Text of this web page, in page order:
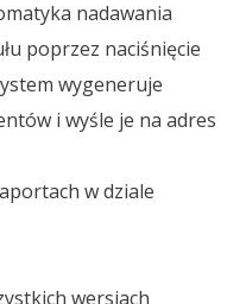
nadawania
poprzez naciśnięcie
wygeneruje
i wyśle je na adres
w dziale
wersjach